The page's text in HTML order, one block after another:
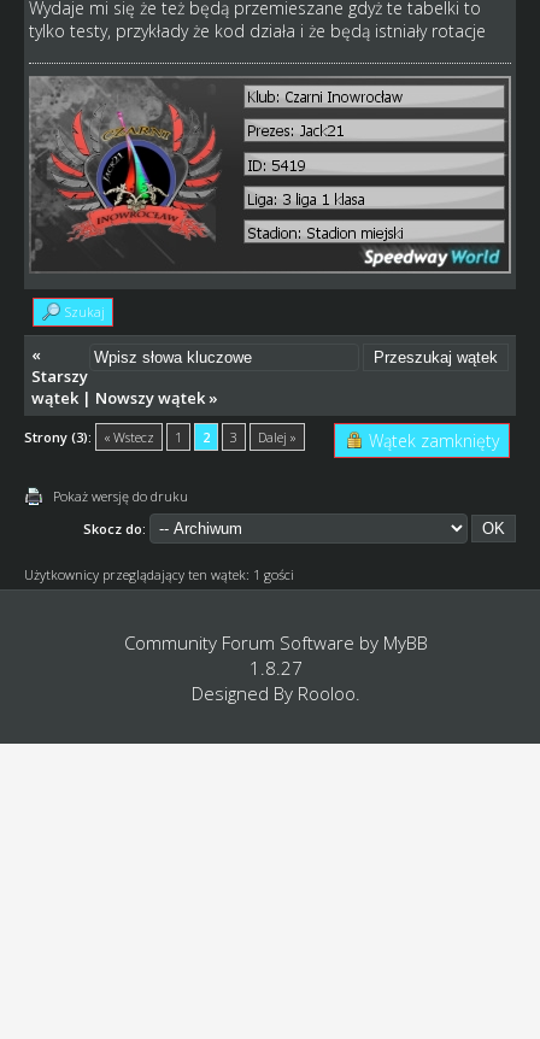
Wydaje mi się że też będą przemieszane gdyż te tabelki to
tylko testy, przykłady że kod działa i że będą istniały rotacje
Szukaj
«
Starszy
wątek| Nowszy wątek»
Strony (3): « Wstecz 1 2 3 Dalej » Wątek zamknięty
Pokaż wersję do druku
Skocz do:
Użytkownicy przeglądający ten wątek: 1 gości
Community Forum Software by MyBB
1.8.27
Designed By Rooloo.